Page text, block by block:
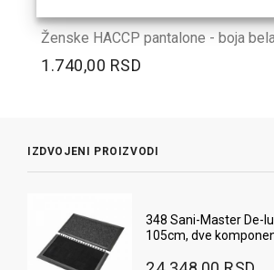
Ženske HACCP pantalone - boja bela
1.740,00 RSD
IZDVOJENI PROIZVODI
348 Sani-Master De-
105cm, dve